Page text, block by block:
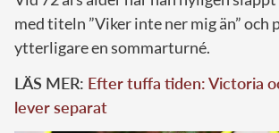
med titeln ”Viker inte ner mig än” och
ytterligare en sommarturné.
LÄS MER: Efter tuffa tiden: Victoria
lever separat